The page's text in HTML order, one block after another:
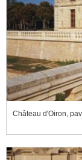
Château d'Oiron,